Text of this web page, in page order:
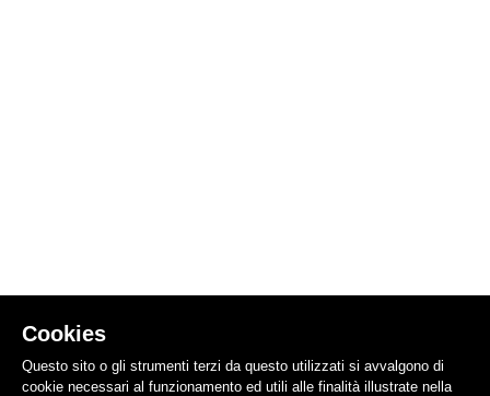
Cookies
Questo sito o gli strumenti terzi da questo utilizzati si avvalgono di
cookie necessari al funzionamento ed utili alle finalità illustrate nella